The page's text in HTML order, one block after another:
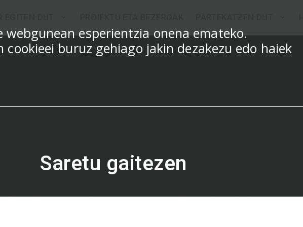
Saretu gaitezen
esperientzia onena emateko.
cookieei buruz gehiago jakin dezakezu edo haiek